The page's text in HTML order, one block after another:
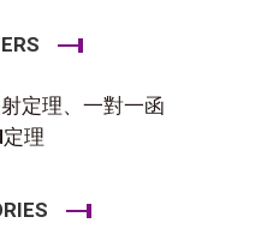
定理、一對一函
理